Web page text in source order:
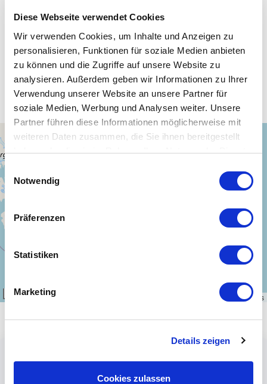
Diese Webseite verwendet Cookies
Wir verwenden Cookies, um Inhalte und Anzeigen zu
personalisieren, Funktionen für soziale Medien anbieten
zu können und die Zugriffe auf unsere Website zu
analysieren. Außerdem geben wir Informationen zu Ihrer
Verwendung unserer Website an unsere Partner für
soziale Medien, Werbung und Analysen weiter. Unsere
Partner führen diese Informationen möglicherweise mit
weiteren Daten zusammen, die Sie ihnen bereitgestellt
haben oder die sie im Rahmen Ihrer Nutzung der Dienste
Notwendig
Präferenzen
Statistiken
Marketing
Details zeigen
Cookies zulassen
Unsere WLAN-Hotspots in Spitzb.
und Jan Mayen Insel (Norw.Verw.)
+
−
100 km OpenStreetMap contributors